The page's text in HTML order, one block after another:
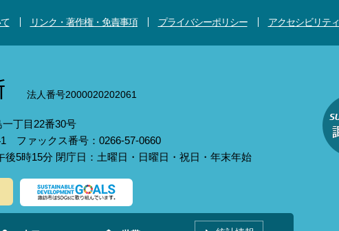
リンク・著作権・免責事項 プライバシーポリシー アクセシビリティ
法人番号2000020202061
丁目22番30号
ファックス番号：0266-57-0660
後5時15分 閉庁日：土曜日・日曜日・祝日・年末年始